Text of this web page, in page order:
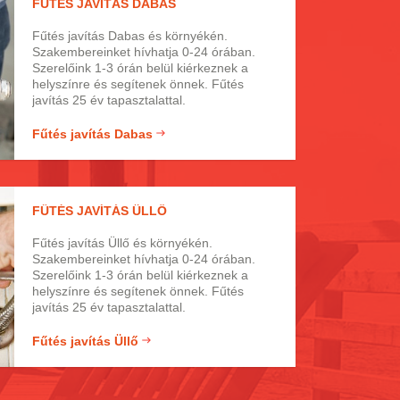
bizalommal, akár hétvégén is!
FŰTÉS JAVÍTÁS DABAS
Fűtés javítás Dabas és környékén.
Szakembereinket hívhatja 0-24 órában.
Szerelőink 1-3 órán belül kiérkeznek a
helyszínre és segítenek önnek. Fűtés
javítás 25 év tapasztalattal.
Fűtés javítás Dabas
FŰTÉS JAVÍTÁS ÜLLŐ
Fűtés javítás Üllő és környékén.
Szakembereinket hívhatja 0-24 órában.
Szerelőink 1-3 órán belül kiérkeznek a
helyszínre és segítenek önnek. Fűtés
javítás 25 év tapasztalattal.
Fűtés javítás Üllő